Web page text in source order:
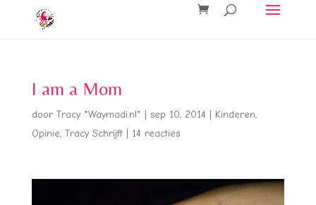
I am a Mom
door Tracy *Waymadi.nl* sep 10, 2014 Kinderen,
Opinie, Tracy Schrijft| 14 reacties